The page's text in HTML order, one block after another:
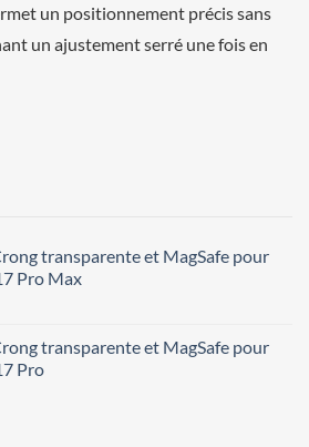
un positionnement précis sans
un ajustement serré une fois en
transparente et MagSafe pour
Pro Max
transparente et MagSafe pour
Pro